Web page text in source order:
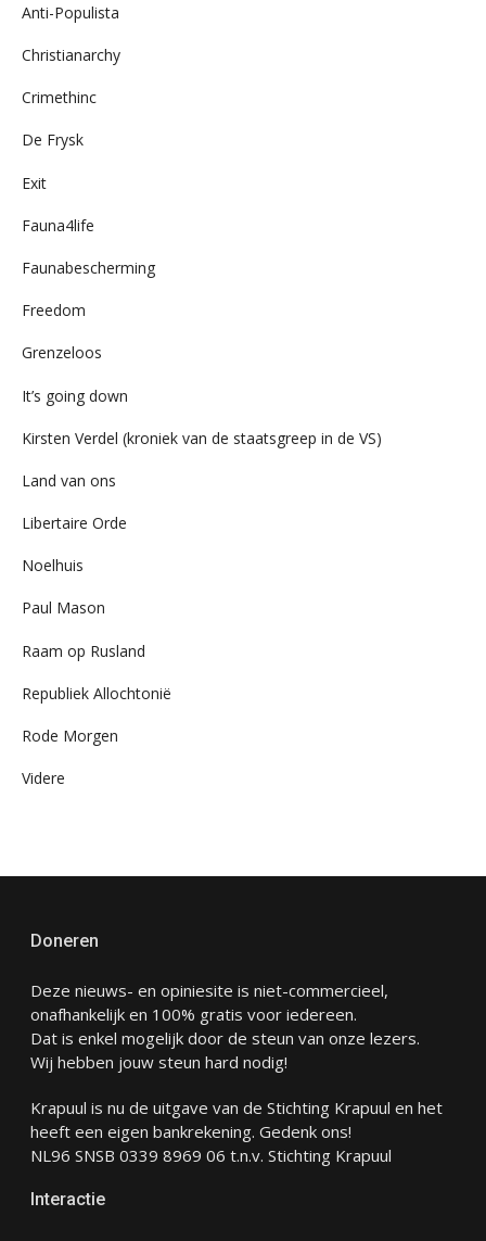
Anti-Populista
Christianarchy
Crimethinc
De Frysk
Exit
Fauna4life
Faunabescherming
Freedom
Grenzeloos
It’s going down
Kirsten Verdel (kroniek van de staatsgreep in de VS)
Land van ons
Libertaire Orde
Noelhuis
Paul Mason
Raam op Rusland
Republiek Allochtonië
Rode Morgen
Videre
Doneren
Deze nieuws- en opiniesite is niet-commercieel,
onafhankelijk en 100% gratis voor iedereen.
Dat is enkel mogelijk door de steun van onze lezers.
Wij hebben jouw steun hard nodig!
Krapuul is nu de uitgave van de Stichting Krapuul en het
heeft een eigen bankrekening. Gedenk ons!
NL96 SNSB 0339 8969 06 t.n.v. Stichting Krapuul
Interactie